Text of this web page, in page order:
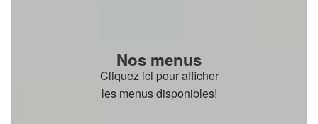
Nos menus
Cliquez ici pour afficher
les menus disponibles!